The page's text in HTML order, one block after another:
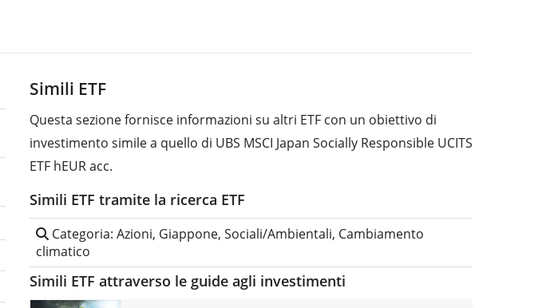
Simili ETF
Questa sezione fornisce informazioni su altri ETF con un obiettivo di
investimento simile a quello di UBS MSCI Japan Socially Responsible UCITS
ETF hEUR acc.
Simili ETF tramite la ricerca ETF
Categoria: Azioni, Giappone, Sociali/Ambientali, Cambiamento
climatico
Simili ETF attraverso le guide agli investimenti